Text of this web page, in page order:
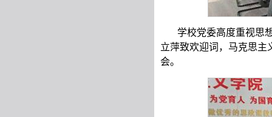
学校党委高度重视思
立萍致欢迎词，马克思主
会。